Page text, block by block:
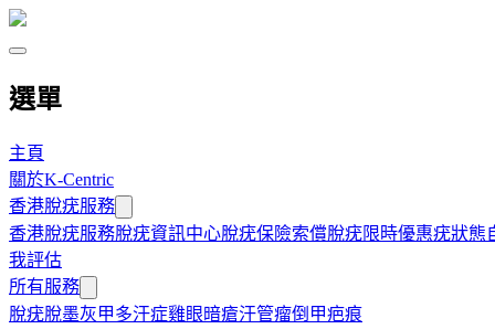
選單
主頁
關於K-Centric
香港脫疣服務
香港脫疣服務脫疣資訊中心脫疣保險索償脫疣限時優惠疣狀態
我評估
所有服務
脫疣脫墨灰甲多汗症雞眼暗瘡汗管瘤倒甲疤痕